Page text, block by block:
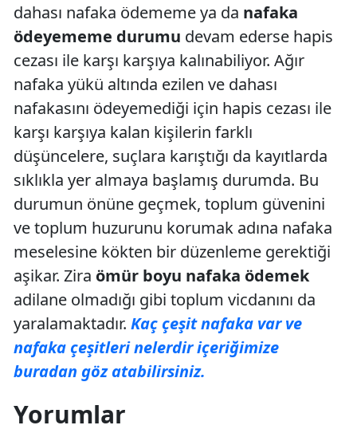
dahası nafaka ödememe ya da nafaka
ödeyememe durumu devam ederse hapis
cezası ile karşı karşıya kalınabiliyor. Ağır
nafaka yükü altında ezilen ve dahası
nafakasını ödeyemediği için hapis cezası ile
karşı karşıya kalan kişilerin farklı
düşüncelere, suçlara karıştığı da kayıtlarda
sıklıkla yer almaya başlamış durumda. Bu
durumun önüne geçmek, toplum güvenini
ve toplum huzurunu korumak adına nafaka
meselesine kökten bir düzenleme gerektiği
aşikar. Zira ömür boyu nafaka ödemek
adilane olmadığı gibi toplum vicdanını da
yaralamaktadır. Kaç çeşit nafaka var ve
nafaka çeşitleri nelerdir içeriğimize
buradan göz atabilirsiniz.
Yorumlar